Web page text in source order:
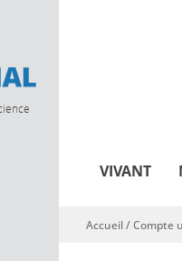
VIVANT
Vous êtes ici
Accueil/Compte